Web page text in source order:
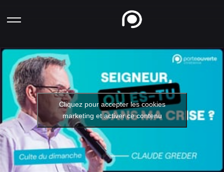
Cliquez pour accepter les cookies
marketing et activer ce contenu